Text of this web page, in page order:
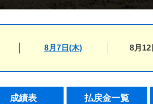
8月7日(木) 8月12
成績表 払戻金一覧